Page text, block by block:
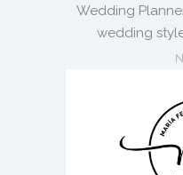
Wedding
wedding